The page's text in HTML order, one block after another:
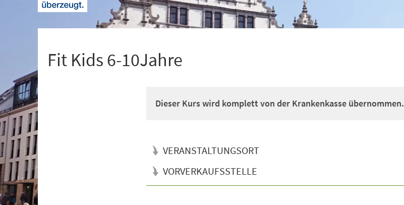
Fit Kids 6-10Jahre
Dieser Kurs wird komplett von der Krankenkasse übernommen.
VERANSTALTUNGSORT
VORVERKAUFSSTELLE